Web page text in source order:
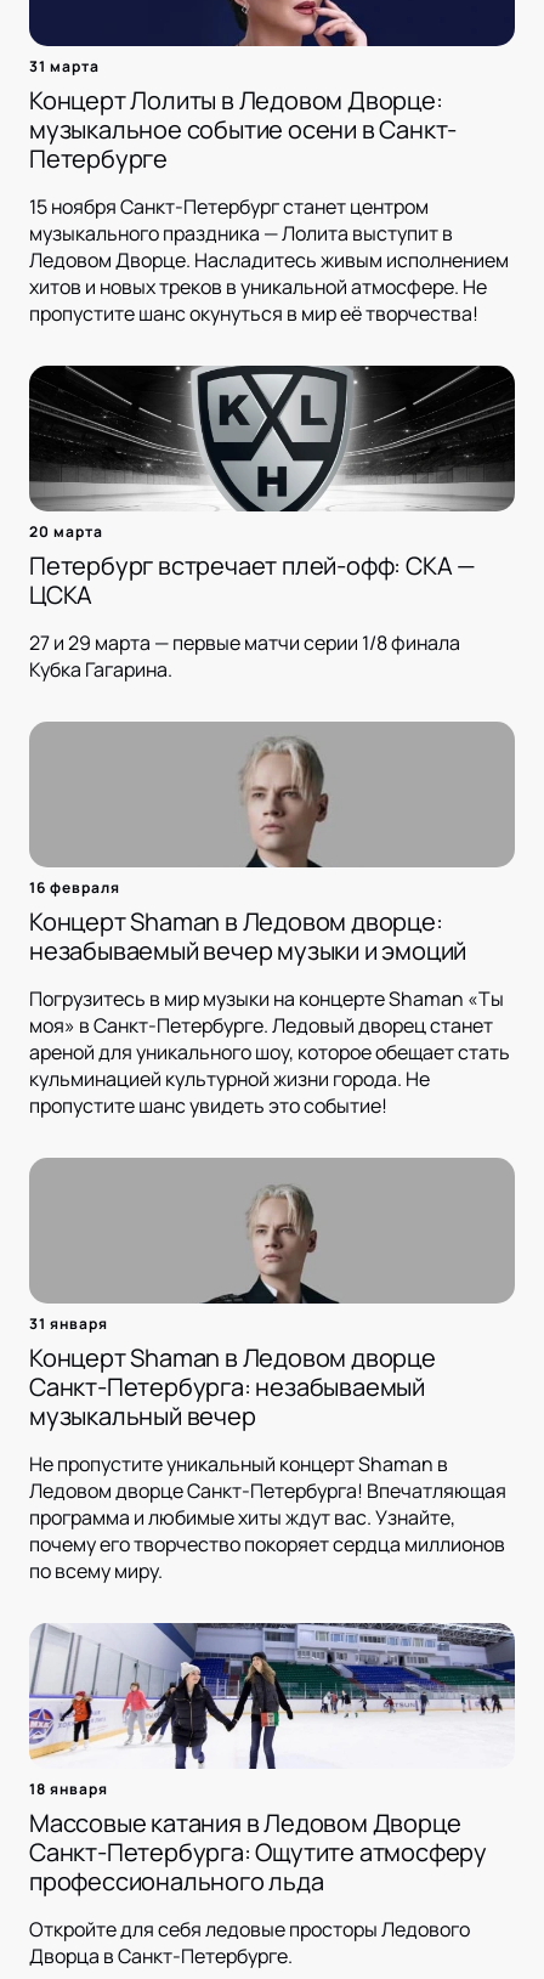
31 марта
Концерт Лолиты в Ледовом Дворце:
музыкальное событие осени в Санкт-
Петербурге
15 ноября Санкт-Петербург станет центром
музыкального праздника — Лолита выступит в
Ледовом Дворце. Насладитесь живым исполнением
хитов и новых треков в уникальной атмосфере. Не
пропустите шанс окунуться в мир её творчества!
20 марта
Петербург встречает плей-офф: СКА —
ЦСКА
27 и 29 марта — первые матчи серии 1/8 финала
Кубка Гагарина.
16 февраля
Концерт Shaman в Ледовом дворце:
незабываемый вечер музыки и эмоций
Погрузитесь в мир музыки на концерте Shaman «Ты
моя» в Санкт-Петербурге. Ледовый дворец станет
ареной для уникального шоу, которое обещает стать
кульминацией культурной жизни города. Не
пропустите шанс увидеть это событие!
31 января
Концерт Shaman в Ледовом дворце
Санкт-Петербурга: незабываемый
музыкальный вечер
Не пропустите уникальный концерт Shaman в
Ледовом дворце Санкт-Петербурга! Впечатляющая
программа и любимые хиты ждут вас. Узнайте,
почему его творчество покоряет сердца миллионов
по всему миру.
18 января
Массовые катания в Ледовом Дворце
Санкт-Петербурга: Ощутите атмосферу
профессионального льда
Откройте для себя ледовые просторы Ледового
Дворца в Санкт-Петербурге.